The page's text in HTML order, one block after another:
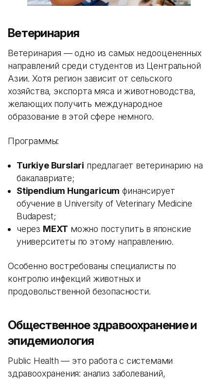
Ветеринария
Ветеринария — одно из самых недооцененных
направлений среди студентов из Центральной
Азии. Хотя регион зависит от сельского
хозяйства, экспорта мяса и животноводства,
желающих получить международное
образование в этой сфере немного.
Программы:
Turkiye Burslari предлагает ветеринарию на
бакалавриате;
Stipendium Hungaricum финансирует
обучение в University of Veterinary Medicine
Budapest;
через MEXT можно поступить в японские
университеты по этому направлению.
Особенно востребованы специалисты по
контролю инфекций животных и
продовольственной безопасности.
Общественное здравоохранение и
эпидемиология
Public Health — это работа с системами
здравоохранения: анализ заболеваний,